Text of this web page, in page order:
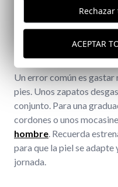
El calzado de
fundamental
Un error común es gastar
pies. Unos zapatos
conjunto. Para una
cordones o unos
hombre. Recuerda
para que la piel se
jornada.
ACEPTAR